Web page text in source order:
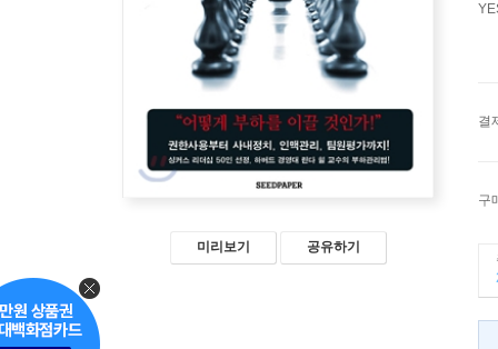
미리보기 공유하기
결
구